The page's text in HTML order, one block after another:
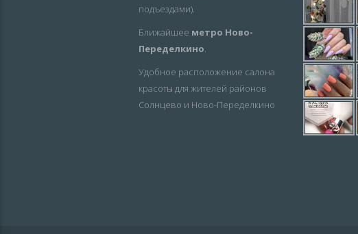
подъездами).
Ближайшее метро Ново-
Переделкино.
Удобное расположение салона
красоты для жителей районов
Солнцево и Ново-Переделкино